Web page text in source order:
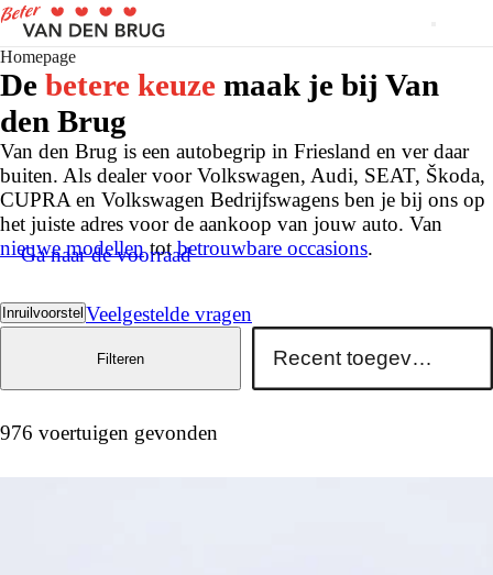
Homepage
De betere keuze maak je bij Van
den Brug
Van den Brug is een autobegrip in Friesland en ver daar
buiten. Als dealer voor Volkswagen, Audi, SEAT, Škoda,
CUPRA en Volkswagen Bedrijfswagens ben je bij ons op
het juiste adres voor de aankoop van jouw auto. Van
nieuwe modellentotbetrouwbare occasions.
Inruilvoorstel Veelgestelde vragen
Ga naar de voorraad
976 voertuigen gevonden
Filteren